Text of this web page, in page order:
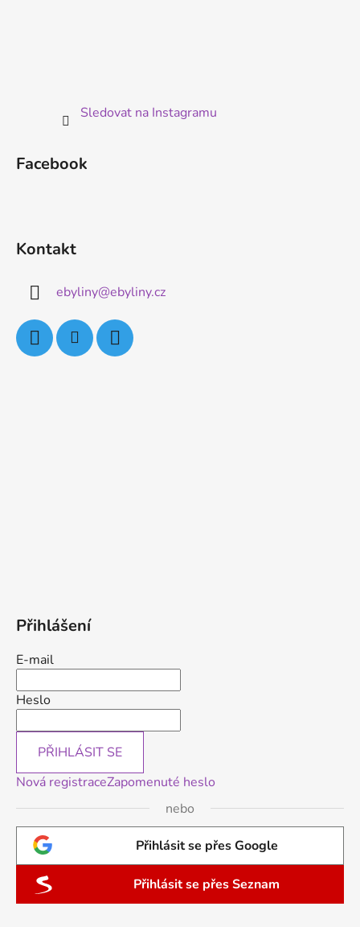
Sledovat na Instagramu
Facebook
Kontakt
ebyliny@ebyliny.cz
Přihlášení
E-mail
Heslo
PŘIHLÁSIT SE
Nová registraceZapomenuté heslo
nebo
Přihlásit se přes Google
Přihlásit se přes Seznam